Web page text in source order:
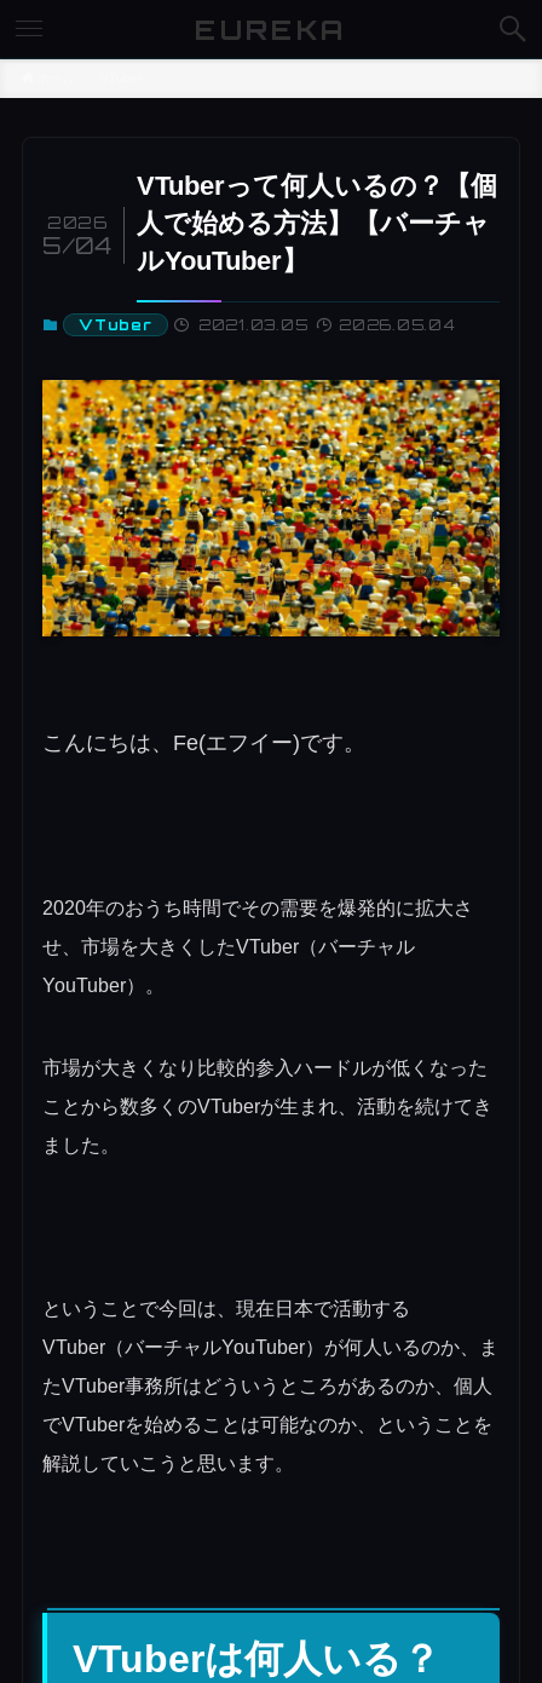
EUREKA
VTuberって何人いるの？【個
人で始める方法】【バーチャ
ルYouTuber】
2026
5/04
VTuber 2021.03.05 2026.05.04
こんにちは、Fe(エフイー)です。
2020年のおうち時間でその需要を爆発的に拡大さ
せ、市場を大きくしたVTuber（バーチャル
YouTuber）。
市場が大きくなり比較的参入ハードルが低くなった
ことから数多くのVTuberが生まれ、活動を続けてき
ました。
ということで今回は、現在日本で活動する
VTuber（バーチャルYouTuber）が何人いるのか、ま
たVTuber事務所はどういうところがあるのか、個人
でVTuberを始めることは可能なのか、ということを
解説していこうと思います。
VTuberは何人いる？